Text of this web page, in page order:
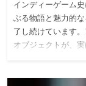
インディーゲーム
ぶる物語と魅力的
了し続けています
オブジェクトが、